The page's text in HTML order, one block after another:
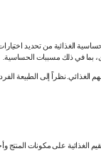
الغذائية من تحديد
بما في ذلك مسببات الحساسية.
نظراً إلى الطبيعة
الغذائية على مكونات المنتج